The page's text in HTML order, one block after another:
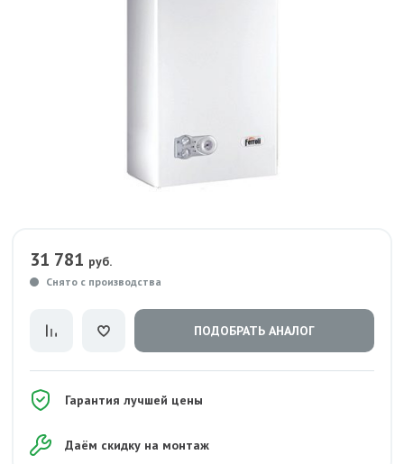
31 781 руб.
Снято с производства
ПОДОБРАТЬ АНАЛОГ
Гарантия лучшей цены
Даём скидку на монтаж